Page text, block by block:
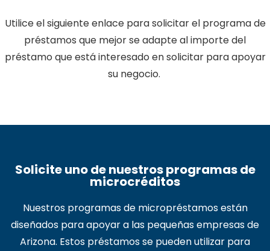
Utilice el siguiente enlace para solicitar el programa de
préstamos que mejor se adapte al importe del
préstamo que está interesado en solicitar para apoyar
su negocio.
Solicite uno de nuestros programas de
microcréditos
Nuestros programas de micropréstamos están
diseñados para apoyar a las pequeñas empresas de
Arizona. Estos préstamos se pueden utilizar para